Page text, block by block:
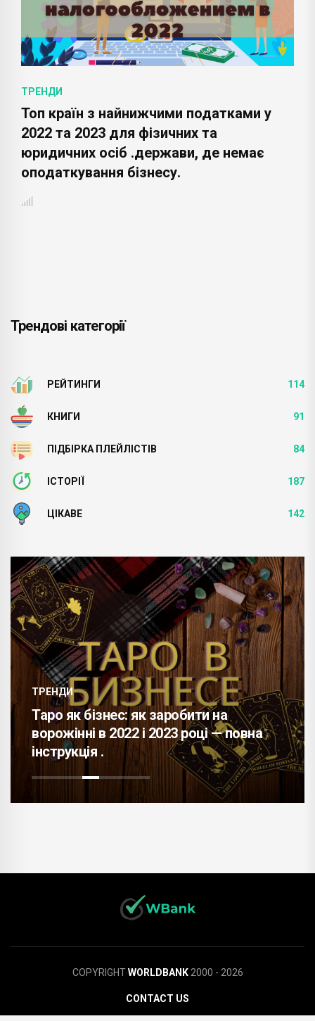
ТРЕНДИ
Список найбагатших людей Росії за
версією Forbes у 2022 році .
Трендові категорії
РЕЙТИНГИ 114
КНИГИ 91
ПІДБІРКА ПЛЕЙЛІСТІВ 84
ІСТОРІЇ 187
ЦІКАВЕ 142
повна
НАУКОВІ ДОСЛІДЖЕННЯ
Дослідники розповіли про те,
люди заносять в будинок на
чому її краще залишати не далі
порога .
COPYRIGHTWORLDBANK2000 - 2026
CONTACT US